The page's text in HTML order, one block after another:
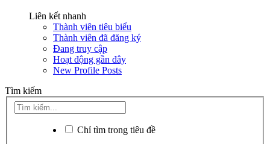
Liên kết nhanh
Thành viên tiêu biểu
Thành viên đã đăng ký
Đang truy cập
Hoạt động gần đây
New Profile Posts
Tìm kiếm
Chỉ tìm trong tiêu đề